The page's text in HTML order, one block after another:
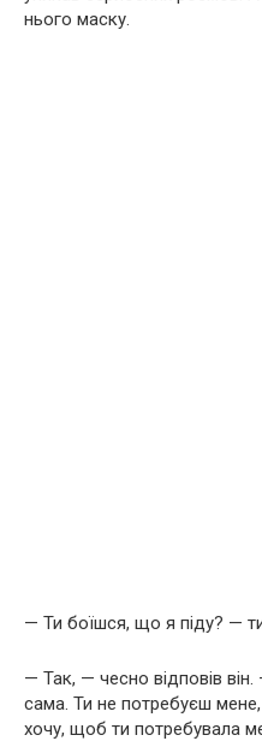
нього маску.
— Ти боїшся, що я піду? —
— Так, — чесно відповів
сама. Ти не потребуєш
хочу, щоб ти потребувала